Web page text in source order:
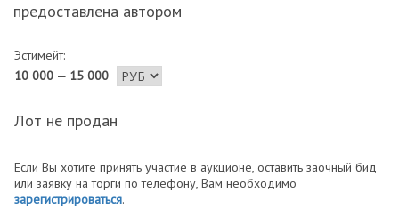
предоставлена автором
Эстимейт:
10 000 — 15 000
Лот не продан
Если Вы хотите принять участие в аукционе, оставить заочный бид
или заявку на торги по телефону, Вам необходимо
зарегистрироваться.